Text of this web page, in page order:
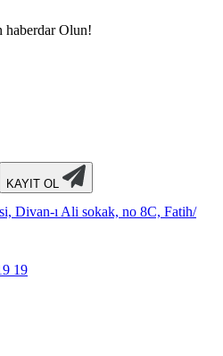
haberdar Olun!
KAYIT OL
Divan-ı Ali sokak, no 8C, Fatih/
19